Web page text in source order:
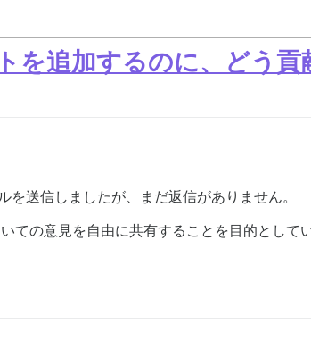
を追加するのに、どう貢
を送信しましたが、まだ返信がありません。
ての意見を自由に共有することを目的としてい